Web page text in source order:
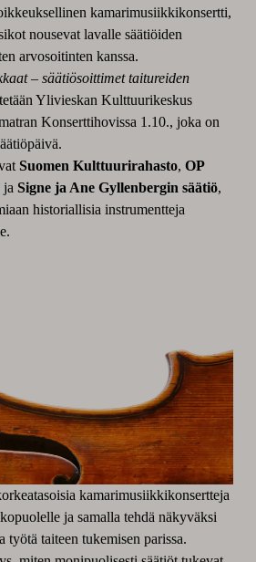
kamarimusiikkikonsertti,
nousevat lavalle säätiöiden
arvosoitinten kanssa.
– säätiösoittimet taitureiden
Ylivieskan Kulttuurikeskus
Konserttihovissa 1.10., joka on
Suomen Kulttuurirahasto, OP
ja Signe ja Ane Gyllenbergin säätiö,
historiallisia instrumentteja
kamarimusiikkikonsertteja
ja samalla tehdä näkyväksi
työtä taiteen tukemisen parissa.